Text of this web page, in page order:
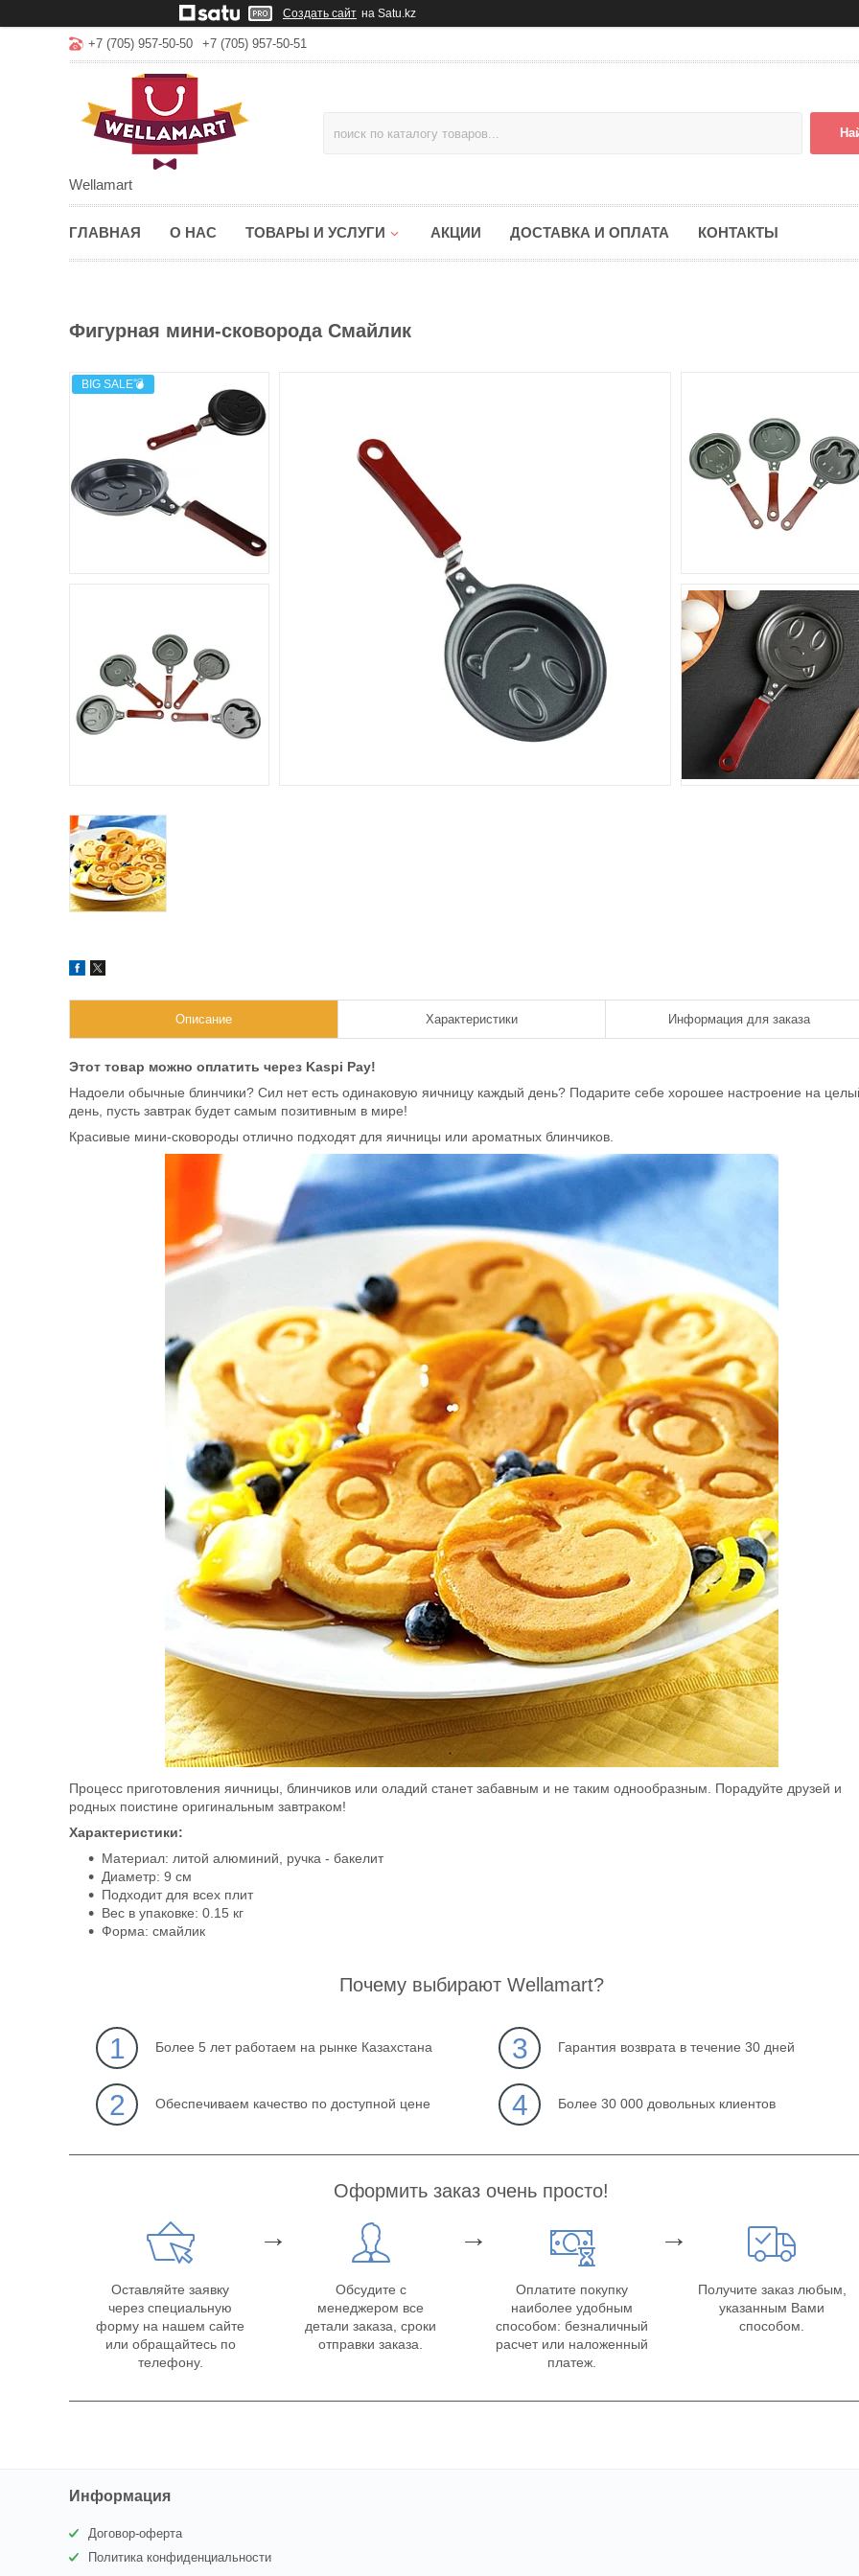
Создать сайт на Satu.kz
+7 (705) 957-50-50 +7 (705) 957-50-51
Wellamart
ГЛАВНАЯ О НАС ТОВАРЫ И УСЛУГИ АКЦИИ ДОСТАВКА И ОПЛАТА КОНТАКТЫ
Фигурная мини-сковорода Смайлик
BIG SALE💣
Описание Характеристики Информация для заказа
Этот товар можно оплатить через Kaspi Pay!
Надоели обычные блинчики? Сил нет есть одинаковую яичницу каждый день? Подарите себе хорошее настроение на
день, пусть завтрак будет самым позитивным в мире!
Красивые мини-сковороды отлично подходят для яичницы или ароматных блинчиков.
Процесс приготовления яичницы, блинчиков или оладий станет забавным и не таким однообразным. Порадуйте друзей и
родных поистине оригинальным завтраком!
Характеристики:
Материал: литой алюминий, ручка - бакелит
Диаметр: 9 см
Подходит для всех плит
Вес в упаковке: 0.15 кг
Форма: смайлик
Почему выбирают Wellamart?
1 Более 5 лет работаем на рынке Казахстана
2 Обеспечиваем качество по доступной цене
3 Гарантия возврата в течение 30 дней
4 Более 30 000 довольных клиентов
Оформить заказ очень просто!
Оставляйте заявку
через специальную
форму на нашем сайте
или обращайтесь по
телефону.
→
Обсудите с
менеджером все
детали заказа, сроки
отправки заказа.
→
Оплатите покупку
наиболее удобным
способом: безналичный
расчет или наложенный
платеж.
→
Получите заказ любым,
указанным Вами
способом.
Информация
Договор-оферта
Политика конфиденциальности